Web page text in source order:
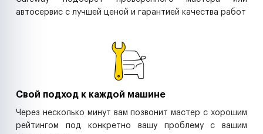
автосервис с лучшей ценой и гарантией качества работ
Свой подход к каждой машине
Через несколько минут вам позвонит мастер с хорошим
рейтингом под конкретно вашу проблему с вашим